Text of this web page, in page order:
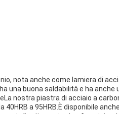
nota anche come lamiera di
una buona saldabilità e ha
nostra piastra di acciaio a
40HRB a 95HRB.È disponibile